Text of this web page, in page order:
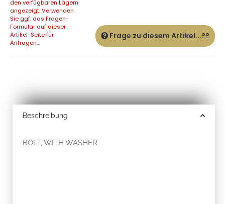
den verfügbaren Lägern
angezeigt. Verwenden
Sie ggf. das Fragen-
Formular auf dieser
Artikel-Seite für
Anfragen...
Frage zu diesem Artikel...??
Beschreibung
BOLT, WITH WASHER